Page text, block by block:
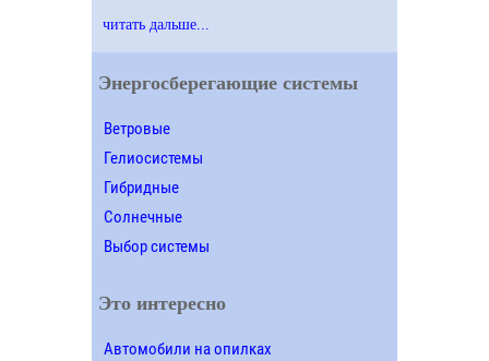
читать дальше...
Энергосберегающие системы
Ветровые
Гелиосистемы
Гибридные
Солнечные
Выбор системы
Это интересно
Автомобили на опилках